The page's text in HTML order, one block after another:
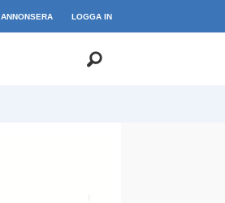
ANNONSERA LOGGA IN